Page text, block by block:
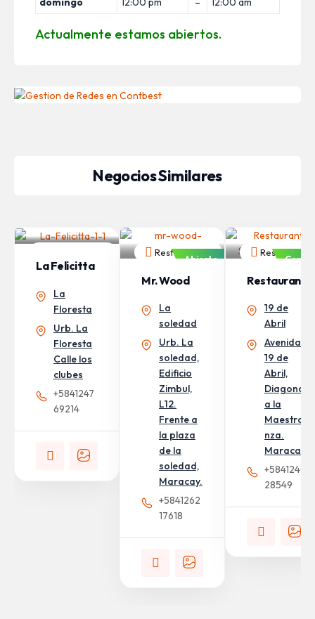
Actualmente estamos abiertos.
Negocios Similares
La Felicitta
La
Floresta
Urb. La
Floresta
Calle los
clubes
+5841247
69214
Restaurantes
Abierto
Mr. Wood
La
soledad
Urb. La
soledad,
Edificio
Zimbul,
L12.
Frente a
la plaza
de la
soledad,
Maracay.
+5841262
17618
Restaurant
Andinos
19 de
Abril
Avenida
19 de
Abril,
Diagonal
a la
Maestra
nza.
Maracay
+5841240
28549